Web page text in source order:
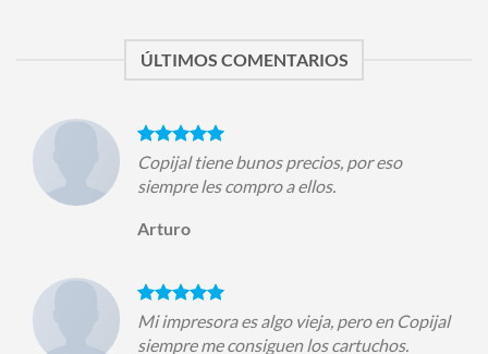
ÚLTIMOS COMENTARIOS
Copijal tiene bunos precios, por eso
siempre les compro a ellos.
Arturo
Mi impresora es algo vieja, pero en Copijal
siempre me consiguen los cartuchos.